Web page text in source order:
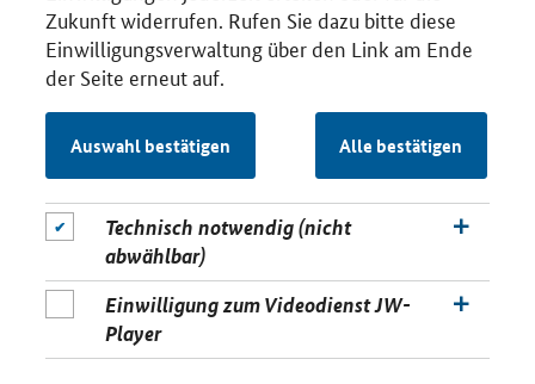
Zukunft widerrufen. Rufen Sie dazu bitte diese
Einwilligungsverwaltung über den Link am Ende
der Seite erneut auf.
Auswahl bestätigen Alle bestätigen
Technisch notwendig (nicht
abwählbar)
Einwilligung zum Videodienst JW-
Player